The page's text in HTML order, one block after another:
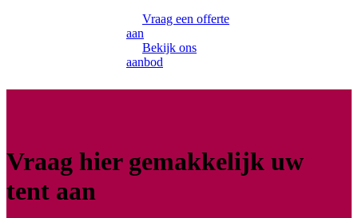
Vraag een offerte
aan
Bekijk ons
aanbod
Vraag hier gemakkelijk uw
tent aan